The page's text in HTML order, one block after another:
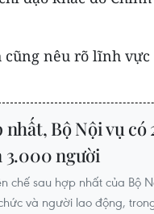
cũng nêu rõ lĩnh
nhất, Bộ Nội vụ
3.000 người
chế sau hợp nhất của Bộ
và người lao động,